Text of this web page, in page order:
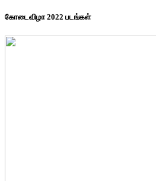
கோடைவிழா 2022 படங்கள்